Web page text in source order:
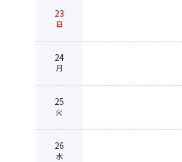
23
日
24
月
25
火
26
水